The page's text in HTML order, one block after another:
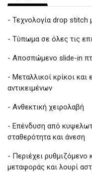
- Τεχνολογία drop stitch
- Τύπωμα σε όλες τις
- Αποσπώμενο slide-in
- Μεταλλικοί κρίκοι και
αντικειμένων
- Ανθεκτική χειρολαβή
- Επένδυση από
σταθερότητα και άνεση
- Περιέχει ρυθμιζόμενο
μεταφοράς και λουρί